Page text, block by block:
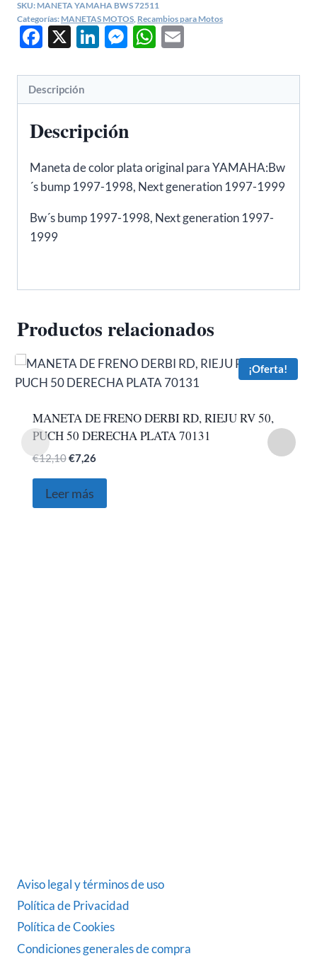
YAMAHA
Bw
´s
PLATA
72511
cantidad
SKU: MANETA YAMAHA BWS 72511
Categorías: MANETAS MOTOS Recambios para Motos
Facebook
X LinkedIn
Messenger
WhatsApp
Descripción
Descripción
Maneta de color plata original para YAMAHA:Bw
´s bump 1997-1998, Next generation 1997-1999
Bw´s bump 1997-1998, Next generation 1997-
1999
Productos relacionados
¡Oferta!
MANETA DE FRENO DERBI RD, RIEJU RV 50,
PUCH 50 DERECHA PLATA 70131
€12,10 El
original
era:
€7,26El
es:
Leer más
Aviso legal y términos de uso
Política de Privacidad
Política de Cookies
Condiciones generales de compra